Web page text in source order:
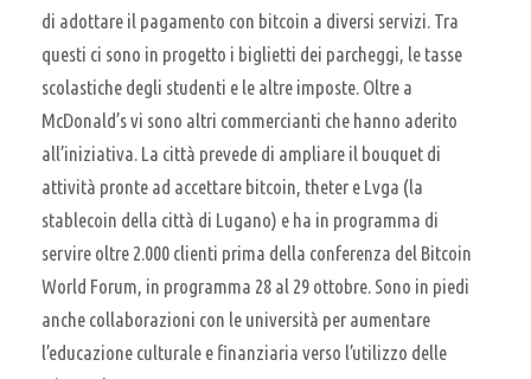
di adottare il pagamento con bitcoin a diversi servizi. Tra
questi ci sono in progetto i biglietti dei parcheggi, le tasse
scolastiche degli studenti e le altre imposte. Oltre a
McDonald’s vi sono altri commercianti che hanno aderito
all’iniziativa. La città prevede di ampliare il bouquet di
attività pronte ad accettare bitcoin, theter e Lvga (la
stablecoin della città di Lugano) e ha in programma di
servire oltre 2.000 clienti prima della conferenza del Bitcoin
World Forum, in programma 28 al 29 ottobre. Sono in piedi
anche collaborazioni con le università per aumentare
l’educazione culturale e finanziaria verso l’utilizzo delle